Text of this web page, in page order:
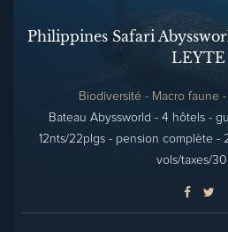
Philippines Safari
LEYTE
Biodiversité - Macro faune
Bateau Abyssworld - 4 hôtels -
12nts/22plgs - pension complète -
vols/taxes/